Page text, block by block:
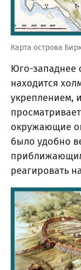
Карта острова
Юго-западнее
находится
укреплением,
окружающие
было удобно
реагировать